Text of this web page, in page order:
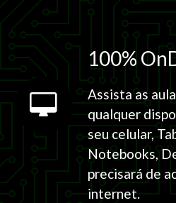
100%
Assista as
qualquer
seu celular,
Notebooks,
precisará de
internet.